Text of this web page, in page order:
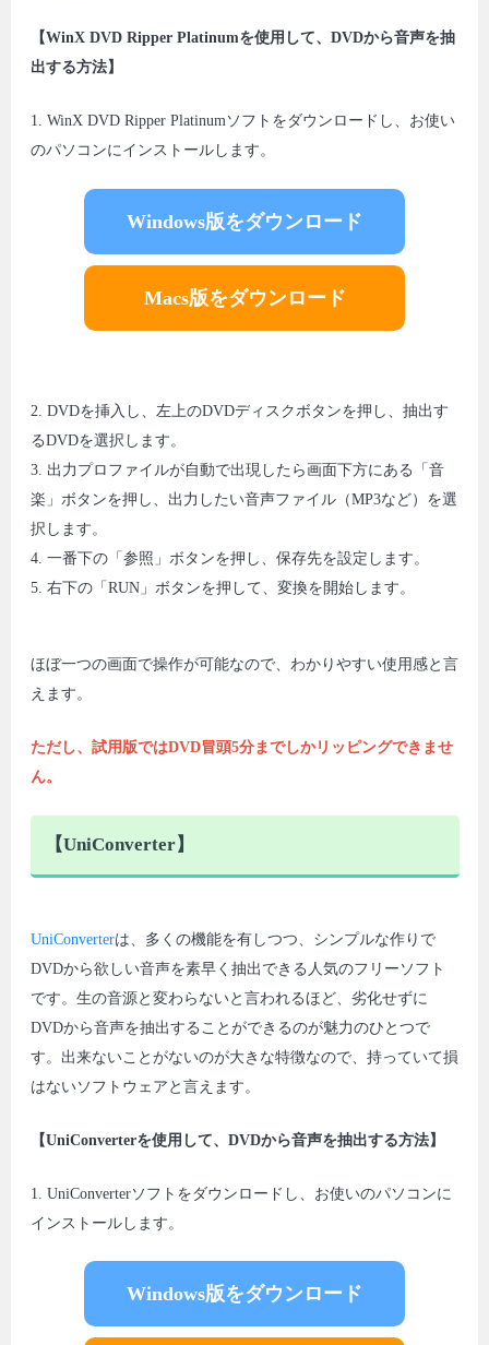
【WinX DVD Ripper Platinumを使用して、DVDから音声を抽
出する方法】
1. WinX DVD Ripper Platinumソフトをダウンロードし、お使い
のパソコンにインストールします。
Windows版をダウンロード
Macs版をダウンロード
2. DVDを挿入し、左上のDVDディスクボタンを押し、抽出す
るDVDを選択します。
3. 出力プロファイルが自動で出現したら画面下方にある「音
楽」ボタンを押し、出力したい音声ファイル（MP3など）を選
択します。
4. 一番下の「参照」ボタンを押し、保存先を設定します。
5. 右下の「RUN」ボタンを押して、変換を開始します。
ほぼ一つの画面で操作が可能なので、わかりやすい使用感と言
えます。
ただし、試用版ではDVD冒頭5分までしかリッピングできませ
ん。
【UniConverter】
UniConverterは、多くの機能を有しつつ、シンプルな作りで
DVDから欲しい音声を素早く抽出できる人気のフリーソフト
です。生の音源と変わらないと言われるほど、劣化せずに
DVDから音声を抽出することができるのが魅力のひとつで
す。出来ないことがないのが大きな特徴なので、持っていて損
はないソフトウェアと言えます。
【UniConverterを使用して、DVDから音声を抽出する方法】
1. UniConverterソフトをダウンロードし、お使いのパソコンに
インストールします。
Windows版をダウンロード